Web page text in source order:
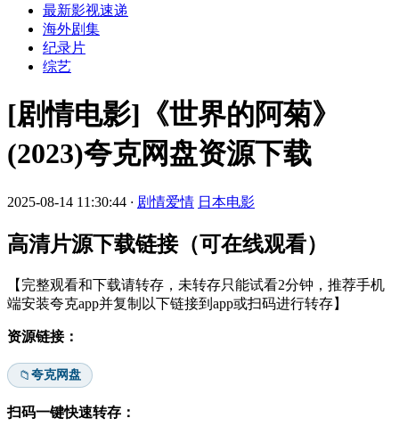
最新影视速递
海外剧集
纪录片
综艺
[剧情电影]《世界的阿菊》
(2023)夸克网盘资源下载
2025-08-14 11:30:44 · 剧情爱情 日本电影
高清片源下载链接（可在线观看）
【完整观看和下载请转存，未转存只能试看2分钟，推荐手机
端安装夸克app并复制以下链接到app或扫码进行转存】
资源链接：
📁夸克网盘
扫码一键快速转存：